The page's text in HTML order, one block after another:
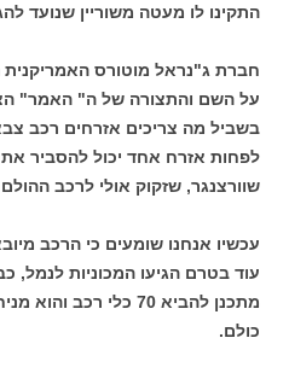
התקינו לו מעטה משוריין שנועד
חברת ג"נראל מוטורס האמריקנית
על השם והתצורה של ה" האמר"
בשביל מה צריכים אזרחים רכב
לפחות אזרח אחד יכול להסביר את
שוורצנגר, שזקוק אולי לרכב
עכשיו אנחנו שומעים כי הרכב
מתכנן להביא 70 כלי
כולם.